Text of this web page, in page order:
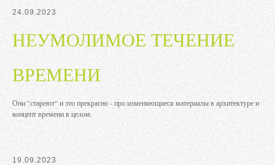
24.09.2023
НЕУМОЛИМОЕ ТЕЧЕНИЕ
ВРЕМЕНИ
Они "стареют" и это прекрасно - про изменяющиеся материалы в архитектуре и
концепт времени в целом.
19.09.2023